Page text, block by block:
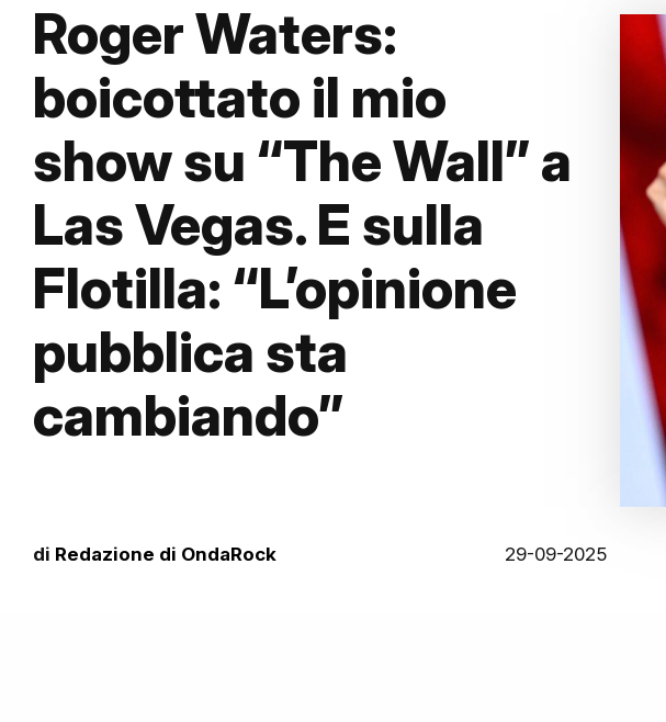
Roger Waters:
boicottato il mio
show su “The Wall” a
Las Vegas. E sulla
Flotilla: “L’opinione
pubblica sta
cambiando”
di Redazione di OndaRock 29-09-2025